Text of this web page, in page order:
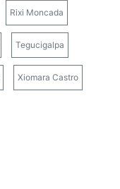
Rixi Moncada
Tegucigalpa
Xiomara Castro